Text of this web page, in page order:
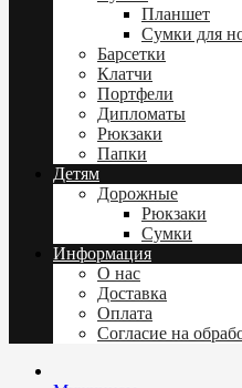
Планшет
Сумки для
Барсетки
Клатчи
Портфели
Дипломаты
Рюкзаки
Папки
Детям
Дорожные
Рюкзаки
Сумки
Информация
О нас
Доставка
Оплата
Согласие на